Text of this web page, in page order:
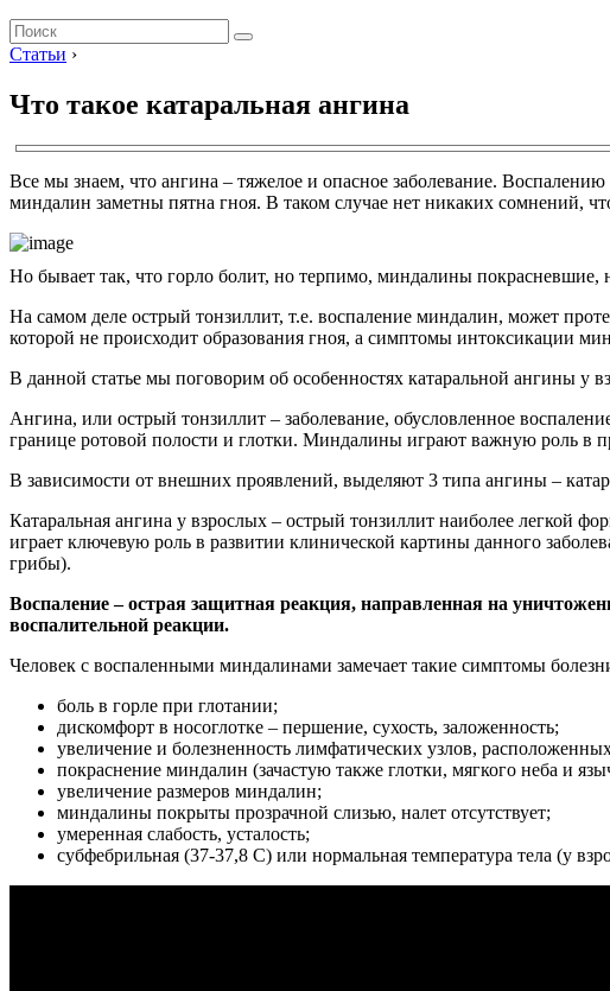
Статьи ›
Что такое катаральная ангина
Все мы знаем, что ангина – тяжелое и опасное заболевание.
миндалин заметны пятна гноя. В таком случае нет никаких сомнений,
Но бывает так, что горло болит, но терпимо, миндалины покрасневшие,
На самом деле острый тонзиллит, т.е. воспаление миндалин, может
которой не происходит образования гноя, а симптомы интоксикации
В данной статье мы поговорим об особенностях катаральной ангины
Ангина, или острый тонзиллит – заболевание, обусловленное
границе ротовой полости и глотки. Миндалины играют важную роль в
В зависимости от внешних проявлений, выделяют 3 типа ангины –
Катаральная ангина у взрослых – острый тонзиллит наиболее легкой
играет ключевую роль в развитии клинической картины данного
грибы).
Воспаление – острая защитная реакция, направленная на
воспалительной реакции.
Человек с воспаленными миндалинами замечает такие симптомы
боль в горле при глотании;
дискомфорт в носоглотке – першение, сухость, заложенность;
увеличение и болезненность лимфатических узлов,
покраснение миндалин (зачастую также глотки, мягкого неба и
увеличение размеров миндалин;
миндалины покрыты прозрачной слизью, налет отсутствует;
умеренная слабость, усталость;
субфебрильная (37-37,8 С) или нормальная температура тела (у